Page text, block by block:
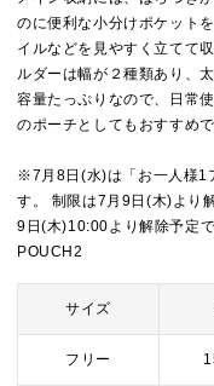
のに便利な小分けポケット
イルなどを見やすく立てて
ルダーは幅が２種類あり、
容量たっぷりなので、日常
のポーチとしてもおすすめで
※7月8日(水)は「お一人様1
す。 制限は7月9日(木)より
9日(木)10:00より解除予定
POUCH2
サイズ
フリー